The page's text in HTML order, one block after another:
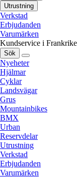
Utrustning
Verkstad
Erbjudanden
Varumärken
Kundservice i Frankrike
Sök
Nyeheter
Hjälmar
Cyklar
Landsvägar
Grus
Mountainbikes
BMX
Urban
Reservdelar
Utrustning
Verkstad
Erbjudanden
Varumärken